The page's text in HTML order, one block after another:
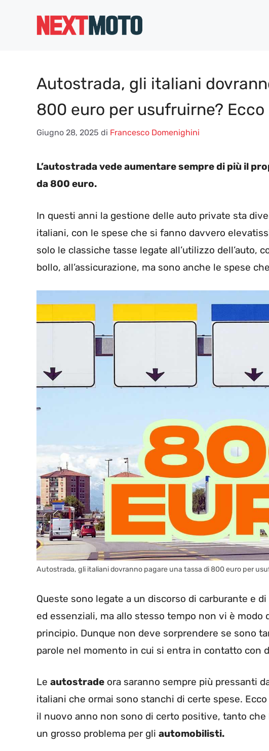
Autostrada, gli italiani
800 euro per usufruirne?
Giugno 28, 2025 di Francesco Domenighini
L’autostrada vede aumentare sempre di più il
da 800 euro.
In questi anni la gestione delle auto private sta
italiani, con le spese che si fanno davvero
solo le classiche tasse legate all’utilizzo dell’auto,
bollo, all’assicurazione, ma sono anche le spese
Autostrada, gli italiani dovranno pagare una tassa di 800 euro per
Queste sono legate a un discorso di carburante e
ed essenziali, ma allo stesso tempo non vi è
principio. Dunque non deve sorprendere se sono
parole nel momento in cui si entra in contatto con
Le autostrade ora saranno sempre più pressanti
italiani che ormai sono stanchi di certe spese.
il nuovo anno non sono di certo positive, tanto che
un grosso problema per gli automobilisti.